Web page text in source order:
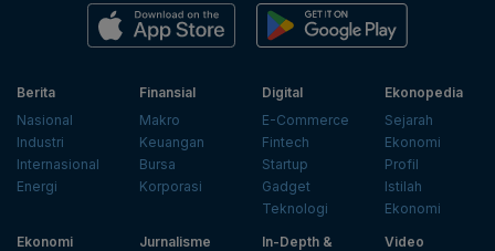
Berita
Nasional
Industri
Internasional
Energi
Finansial
Makro
Keuangan
Bursa
Korporasi
Digital
E-Commerce
Fintech
Startup
Gadget
Teknologi
Ekonopedia
Sejarah
Ekonomi
Profil
Istilah
Ekonomi
Ekonomi
Jurnalisme
In-Depth &
Video